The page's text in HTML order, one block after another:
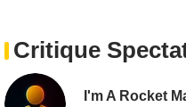
Critique
I'm A Rocket